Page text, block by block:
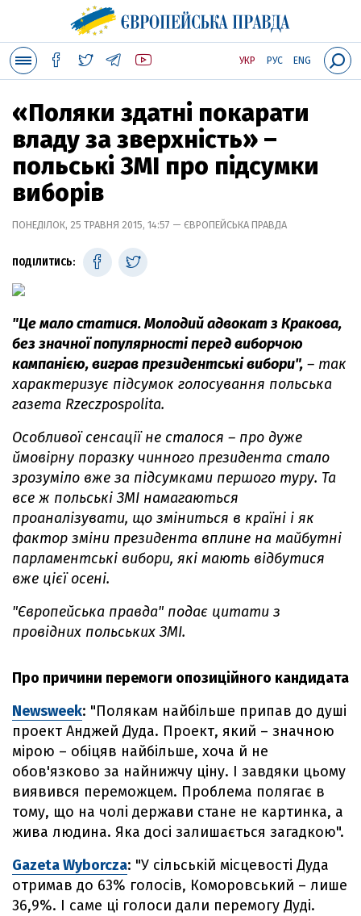
УКР РУС ENG
«Поляки здатні покарати
владу за зверхність» –
польські ЗМІ про підсумки
виборів
ПОНЕДІЛОК, 25 ТРАВНЯ 2015, 14:57 — ЄВРОПЕЙСЬКА ПРАВДА
ПОДІЛИТИСЬ:
"Це мало статися. Молодий адвокат з Кракова,
без значної популярності перед виборчою
кампанією, виграв президентські вибори", – так
характеризує підсумок голосування польська
газета Rzeczpospolita.
Особливої сенсації не сталося – про дуже
ймовірну поразку чинного президента стало
зрозуміло вже за підсумками першого туру. Та
все ж польські ЗМІ намагаються
проаналізувати, що зміниться в країні і як
фактор зміни президента вплине на майбутні
парламентські вибори, які мають відбутися
вже цієї осені.
"Європейська правда" подає цитати з
провідних польських ЗМІ.
Про причини перемоги опозиційного кандидата
Newsweek: "Полякам найбільше припав до душі
проект Анджей Дуда. Проект, який – значною
мірою – обіцяв найбільше, хоча й не
обов'язково за найнижчу ціну. І завдяки цьому
виявився переможцем. Проблема полягає в
тому, що на чолі держави стане не картинка, а
жива людина. Яка досі залишається загадкою".
Gazeta Wyborcza: "У сільській місцевості Дуда
отримав до 63% голосів, Коморовський – лише
36,9%. І саме ці голоси дали перемогу Дуді.